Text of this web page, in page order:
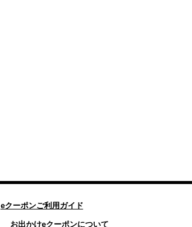
eクーポンご利用ガイド
お出かけeクーポンについて